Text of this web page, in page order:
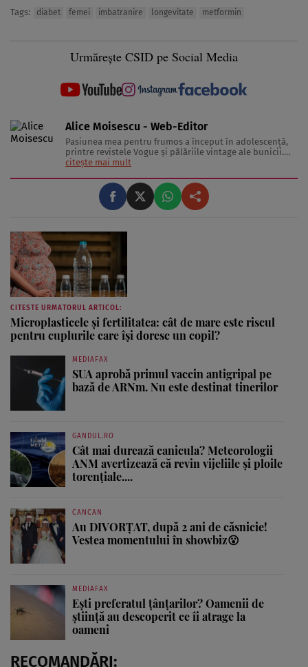
Tags: diabet femei imbatranire longevitate metformin
Urmărește CSID pe Social Media
Alice Moisescu - Web-Editor
Pasiunea mea pentru frumos a început în adolescență,
printre revistele Vogue și pălăriile vintage ale bunicii.
Astăzi, am transformat acea fascinație într-o misiune:
frumos. Pentru a înțelege secretele din spatele hainelor,
citește mai mult
CITESTE URMATORUL ARTICOL:
Microplasticele și fertilitatea: cât de mare este riscul
pentru cuplurile care își doresc un copil?
MEDIAFAX
SUA aprobă primul vaccin antigripal pe
bază de ARNm. Nu este destinat tinerilor
GANDUL.RO
Cât mai durează canicula? Meteorologii
ANM avertizează că revin vijeliile și ploile
torențiale....
CANCAN
Au DIVORȚAT, după 2 ani de căsnicie!
Vestea momentului în showbiz😮
MEDIAFAX
Ești preferatul țânțarilor? Oamenii de
știință au descoperit ce îi atrage la
oameni
RECOMANDĂRI: